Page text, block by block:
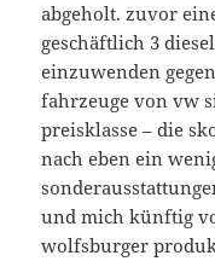
abgeholt. zuvor
geschäftlich 3
einzuwenden
fahrzeuge von vw
preisklasse – die
nach eben ein
und mich künftig
wolfsburger